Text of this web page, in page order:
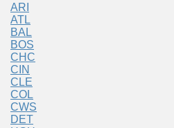
ARI
ATL
BAL
BOS
CHC
CIN
CLE
COL
CWS
DET